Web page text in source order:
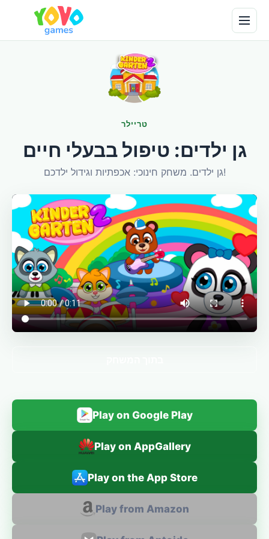
טריילר
גן ילדים: טיפול בבעלי חיים
גן ילדים. משחק חינוכי: אכפתיות וגידול ילדכם!
Play on Google Play
Play on AppGallery
Play on the App Store
Play from Amazon